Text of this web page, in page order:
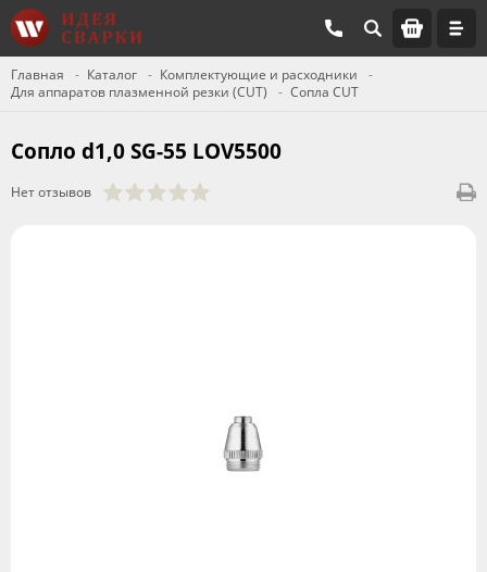
Главная Каталог
Комплектующие и расходники
Для аппаратов плазменной резки (CUT)
Сопла CUT
Сопло d1,0 SG-55 LOV5500
Нет отзывов